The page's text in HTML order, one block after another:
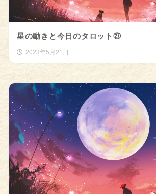
星の動きと今日のタロット㉗
2023年5月21日